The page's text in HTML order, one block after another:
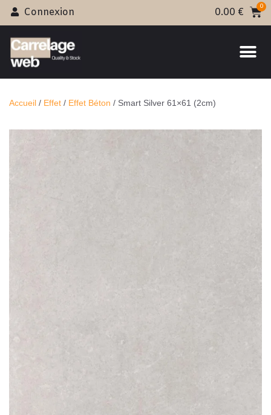
Connexion 0.00 €
Accueil / Effet / Effet Béton / Smart Silver 61×61 (2cm)